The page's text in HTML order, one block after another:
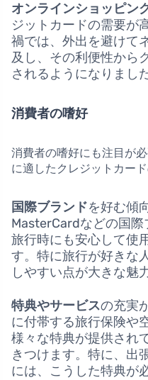
オンラインショッピン
ジットカードの需要が
禍では、外出を避けて
及し、その利便性から
されるようになりました
消費者の嗜好
消費者の嗜好にも注目が
に適したクレジットカー
国際ブランドを好む傾
MasterCardなどの国
旅行時にも安心して使
す。特に旅行が好きな
しやすい点が大きな魅
特典やサービスの充実
に付帯する旅行保険や
様々な特典が提供され
きつけます。特に、出
には、こうした特典が